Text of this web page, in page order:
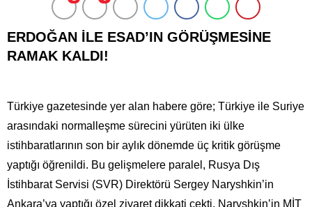
ERDOĞAN İLE ESAD’IN GÖRÜŞMESİNE
RAMAK KALDI!
Türkiye gazetesinde yer alan habere göre; Türkiye ile Suriye
arasındaki normalleşme sürecini yürüten iki ülke
istihbaratlarının son bir aylık dönemde üç kritik görüşme
yaptığı öğrenildi. Bu gelişmelere paralel, Rusya Dış
İstihbarat Servisi (SVR) Direktörü Sergey Naryshkin’in
Ankara’ya yaptığı özel ziyaret dikkati çekti. Naryshkin’in MİT